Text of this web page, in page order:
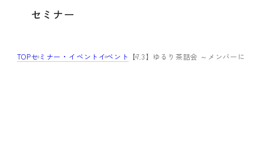
沿革
サービス
ODCデザイン相談デスク
セミナー
TOPセミナー・イベント イベント 【7.3】ゆるり茶話会 ～メンバーに聞